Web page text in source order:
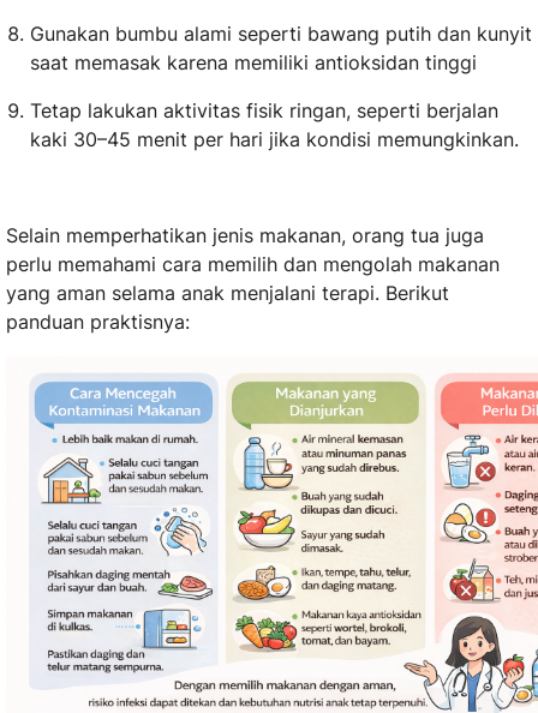
Gunakan bumbu alami seperti bawang putih dan kunyit
saat memasak karena memiliki antioksidan tinggi
Tetap lakukan aktivitas fisik ringan, seperti berjalan
kaki 30–45 menit per hari jika kondisi memungkinkan.
Selain memperhatikan jenis makanan, orang tua juga
perlu memahami cara memilih dan mengolah makanan
yang aman selama anak menjalani terapi. Berikut
panduan praktisnya: